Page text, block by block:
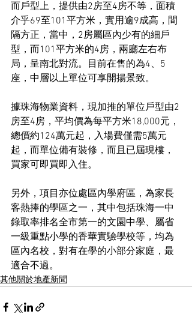
而戶型上，提供由2房至4房不等，面積
介乎69至101平方米，實用逾9成高，間
隔方正，當中，2房屬區內少有的細戶
型，而101平方米的4房，兩廳左右布
局，呈南北對流。目前在售的為4、5
座，中層以上單位可享開揚景致。
據珠海物業資料，現加推的單位戶型由2
房至4房，平均價為每平方米18,000元，
總價約124萬元起，入場費僅需5萬元
起，而單位備有裝修，而且已屆現樓，
買家可即買即入住。
另外，項目亦位處區內學府區，為家長
客熱捧的學區之一，其中包括珠海一中
錄取率排名全市第一的文園中學、屬省
一級重點小學的香華實驗學校等，均為
區內名校，對有在學的小部分家庭，最
適合不過。
其他關於地產新聞